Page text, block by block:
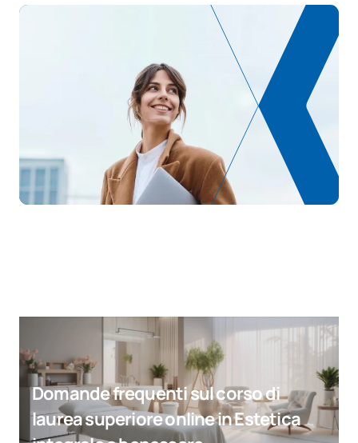
Domande frequenti sul corso di
laurea superiore online in Estetica